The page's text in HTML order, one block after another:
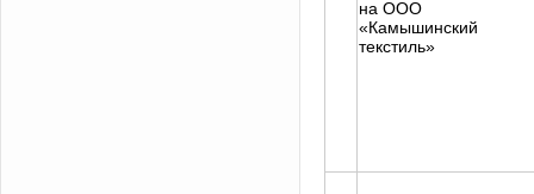
на ООО
«Камышинский
текстиль»